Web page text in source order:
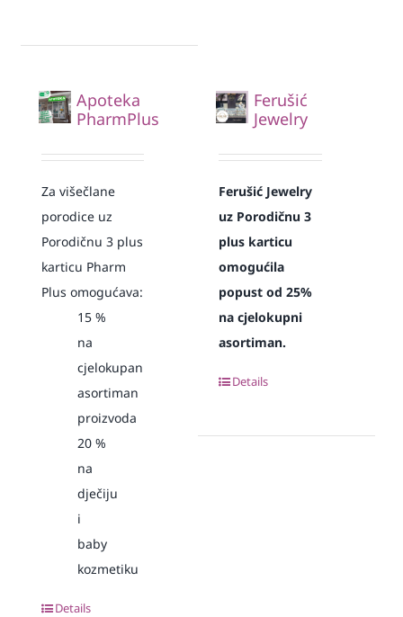
Apoteka
PharmPlus
Za višečlane
porodice uz
Porodičnu 3 plus
karticu Pharm
Plus omogućava:
15 %
na
cjelokupan
asortiman
proizvoda
20 %
na
dječiju
i
baby
kozmetiku
Details
Ferušić
Jewelry
Ferušić Jewelry
uz Porodičnu 3
plus karticu
omogućila
popust od 25%
na cjelokupni
asortiman.
Details